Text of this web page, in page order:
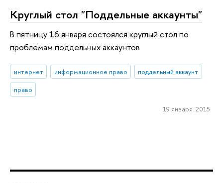
Круглый стол "Поддельные аккаунты"
В пятницу 16 января состоялся круглый стол по
проблемам поддельных аккаунтов
интернет информационное право
поддельный аккаунт
право
19 января 2015